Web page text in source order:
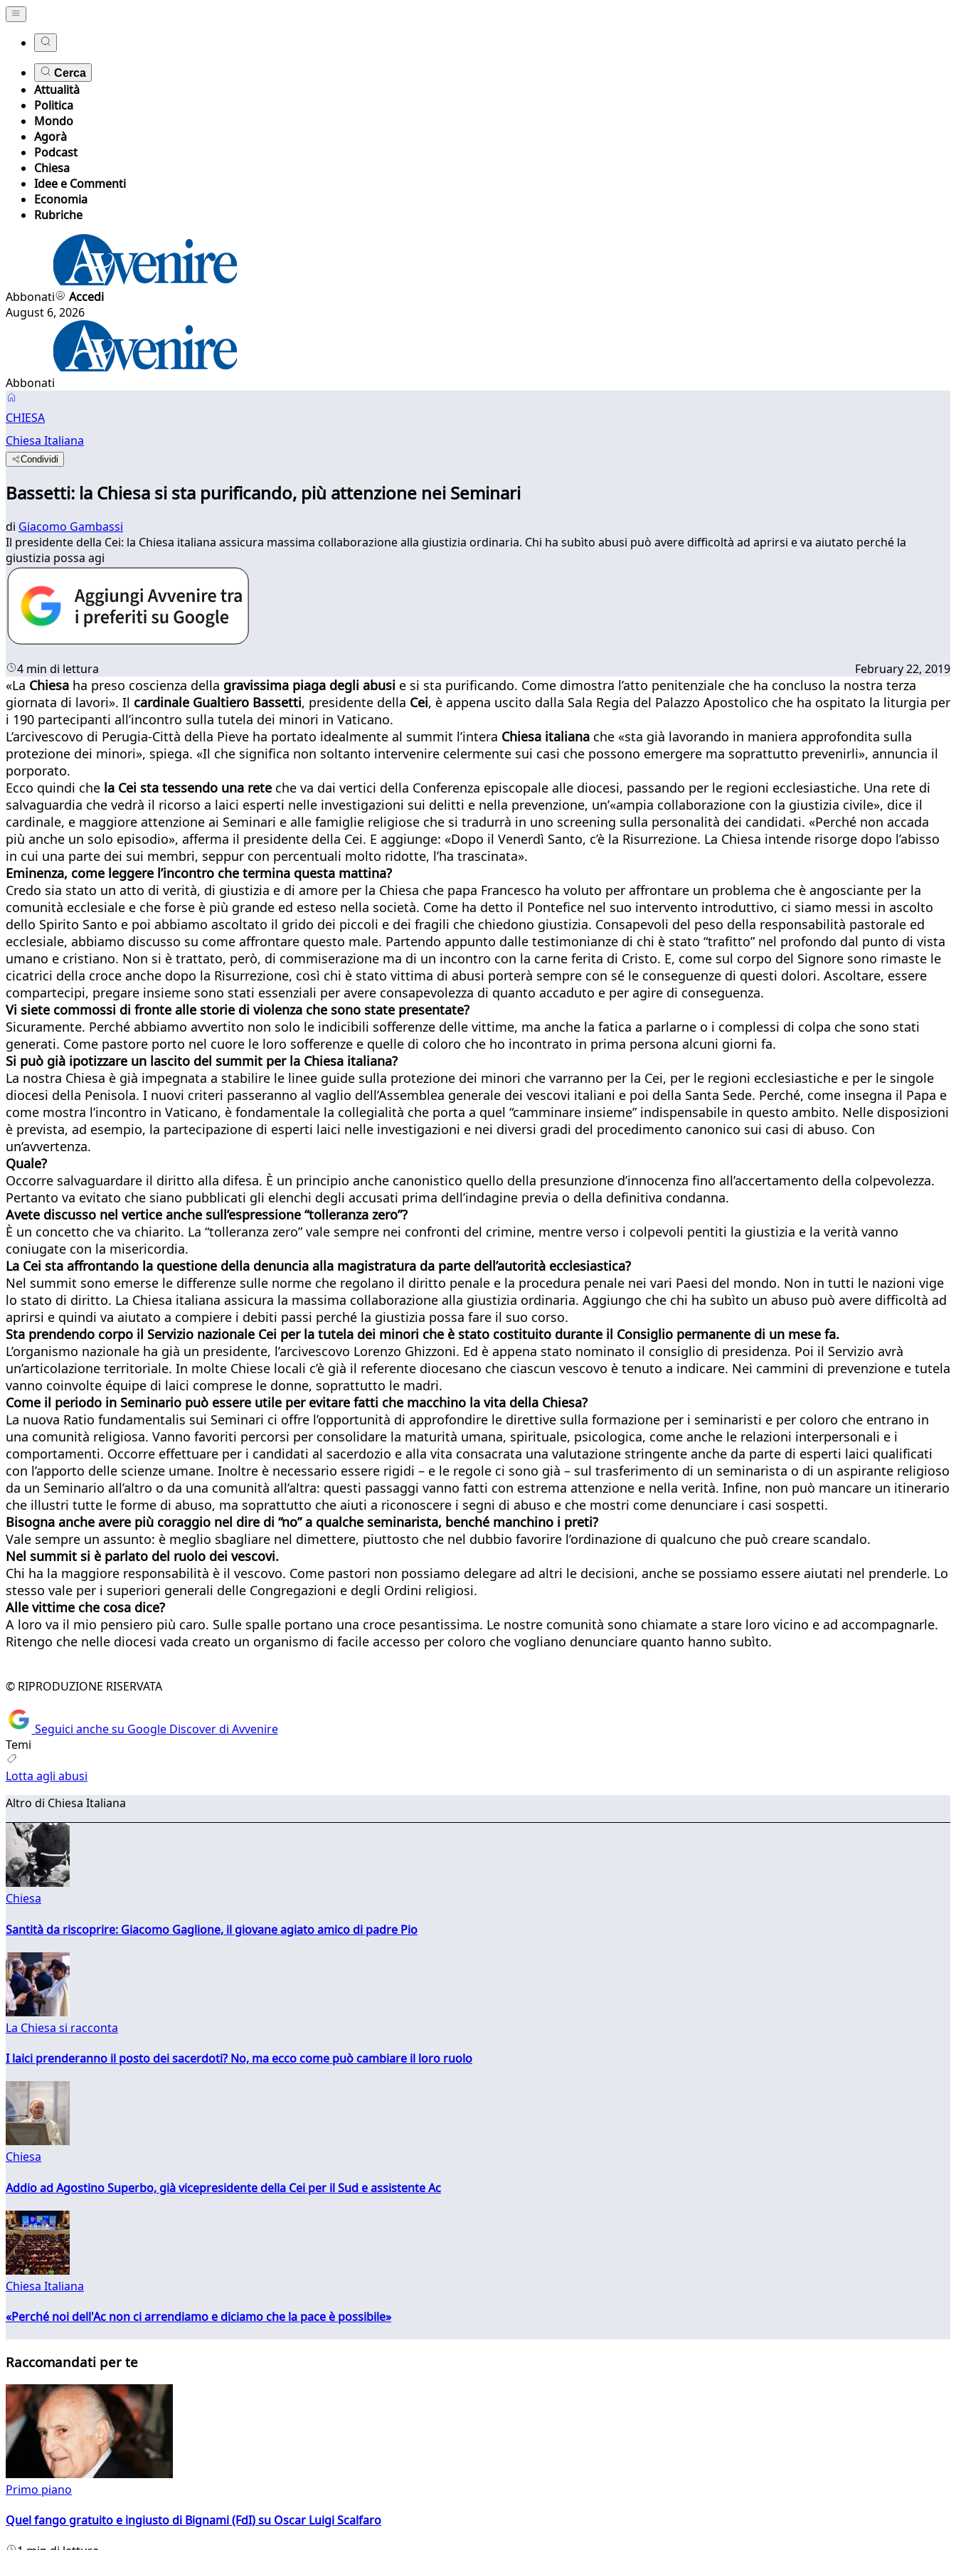
Cerca
Attualità
Politica
Mondo
Agorà
Podcast
Chiesa
Idee e Commenti
Economia
Rubriche
Abbonati
Accedi
August 6, 2026
Abbonati
CHIESA
Chiesa Italiana
Condividi
Bassetti: la Chiesa si sta purificando, più attenzione nei Seminari
di Giacomo Gambassi
Il presidente della Cei: la Chiesa italiana assicura massima collaborazione alla giustizia ordinaria. Chi ha subìto abusi può avere difficoltà ad aprirsi e va aiutato perché la
giustizia possa agi
4 min di lettura February 22, 2019
«La Chiesa ha preso coscienza della gravissima piaga degli abusi e si sta purificando. Come dimostra l’atto penitenziale che ha concluso la nostra terza
giornata di lavori». Il cardinale Gualtiero Bassetti, presidente della Cei, è appena uscito dalla Sala Regia del Palazzo Apostolico che ha ospitato la liturgia per
i 190 partecipanti all’incontro sulla tutela dei minori in Vaticano.
L’arcivescovo di Perugia-Città della Pieve ha portato idealmente al summit l’intera Chiesa italiana che «sta già lavorando in maniera approfondita sulla
protezione dei minori», spiega. «Il che significa non soltanto intervenire celermente sui casi che possono emergere ma soprattutto prevenirli», annuncia il
porporato.
Ecco quindi che la Cei sta tessendo una rete che va dai vertici della Conferenza episcopale alle diocesi, passando per le regioni ecclesiastiche. Una rete di
salvaguardia che vedrà il ricorso a laici esperti nelle investigazioni sui delitti e nella prevenzione, un’«ampia collaborazione con la giustizia civile», dice il
cardinale, e maggiore attenzione ai Seminari e alle famiglie religiose che si tradurrà in uno screening sulla personalità dei candidati. «Perché non accada
più anche un solo episodio», afferma il presidente della Cei. E aggiunge: «Dopo il Venerdì Santo, c’è la Risurrezione. La Chiesa intende risorge dopo l’abisso
in cui una parte dei sui membri, seppur con percentuali molto ridotte, l’ha trascinata».
Eminenza, come leggere l’incontro che termina questa mattina?
Credo sia stato un atto di verità, di giustizia e di amore per la Chiesa che papa Francesco ha voluto per affrontare un problema che è angosciante per la
comunità ecclesiale e che forse è più grande ed esteso nella società. Come ha detto il Pontefice nel suo intervento introduttivo, ci siamo messi in ascolto
dello Spirito Santo e poi abbiamo ascoltato il grido dei piccoli e dei fragili che chiedono giustizia. Consapevoli del peso della responsabilità pastorale ed
ecclesiale, abbiamo discusso su come affrontare questo male. Partendo appunto dalle testimonianze di chi è stato “trafitto” nel profondo dal punto di vista
umano e cristiano. Non si è trattato, però, di commiserazione ma di un incontro con la carne ferita di Cristo. E, come sul corpo del Signore sono rimaste le
cicatrici della croce anche dopo la Risurrezione, così chi è stato vittima di abusi porterà sempre con sé le conseguenze di questi dolori. Ascoltare, essere
compartecipi, pregare insieme sono stati essenziali per avere consapevolezza di quanto accaduto e per agire di conseguenza.
Vi siete commossi di fronte alle storie di violenza che sono state presentate?
Sicuramente. Perché abbiamo avvertito non solo le indicibili sofferenze delle vittime, ma anche la fatica a parlarne o i complessi di colpa che sono stati
generati. Come pastore porto nel cuore le loro sofferenze e quelle di coloro che ho incontrato in prima persona alcuni giorni fa.
Si può già ipotizzare un lascito del summit per la Chiesa italiana?
La nostra Chiesa è già impegnata a stabilire le linee guide sulla protezione dei minori che varranno per la Cei, per le regioni ecclesiastiche e per le singole
diocesi della Penisola. I nuovi criteri passeranno al vaglio dell’Assemblea generale dei vescovi italiani e poi della Santa Sede. Perché, come insegna il Papa e
come mostra l’incontro in Vaticano, è fondamentale la collegialità che porta a quel “camminare insieme” indispensabile in questo ambito. Nelle disposizioni
è prevista, ad esempio, la partecipazione di esperti laici nelle investigazioni e nei diversi gradi del procedimento canonico sui casi di abuso. Con
un’avvertenza.
Quale?
Occorre salvaguardare il diritto alla difesa. È un principio anche canonistico quello della presunzione d’innocenza fino all’accertamento della colpevolezza.
Pertanto va evitato che siano pubblicati gli elenchi degli accusati prima dell’indagine previa o della definitiva condanna.
Avete discusso nel vertice anche sull’espressione “tolleranza zero”?
È un concetto che va chiarito. La “tolleranza zero” vale sempre nei confronti del crimine, mentre verso i colpevoli pentiti la giustizia e la verità vanno
coniugate con la misericordia.
La Cei sta affrontando la questione della denuncia alla magistratura da parte dell’autorità ecclesiastica?
Nel summit sono emerse le differenze sulle norme che regolano il diritto penale e la procedura penale nei vari Paesi del mondo. Non in tutti le nazioni vige
lo stato di diritto. La Chiesa italiana assicura la massima collaborazione alla giustizia ordinaria. Aggiungo che chi ha subìto un abuso può avere difficoltà ad
aprirsi e quindi va aiutato a compiere i debiti passi perché la giustizia possa fare il suo corso.
Sta prendendo corpo il Servizio nazionale Cei per la tutela dei minori che è stato costituito durante il Consiglio permanente di un mese fa.
L’organismo nazionale ha già un presidente, l’arcivescovo Lorenzo Ghizzoni. Ed è appena stato nominato il consiglio di presidenza. Poi il Servizio avrà
un’articolazione territoriale. In molte Chiese locali c’è già il referente diocesano che ciascun vescovo è tenuto a indicare. Nei cammini di prevenzione e tutela
vanno coinvolte équipe di laici comprese le donne, soprattutto le madri.
Come il periodo in Seminario può essere utile per evitare fatti che macchino la vita della Chiesa?
La nuova Ratio fundamentalis sui Seminari ci offre l’opportunità di approfondire le direttive sulla formazione per i seminaristi e per coloro che entrano in
una comunità religiosa. Vanno favoriti percorsi per consolidare la maturità umana, spirituale, psicologica, come anche le relazioni interpersonali e i
comportamenti. Occorre effettuare per i candidati al sacerdozio e alla vita consacrata una valutazione stringente anche da parte di esperti laici qualificati
con l’apporto delle scienze umane. Inoltre è necessario essere rigidi – e le regole ci sono già – sul trasferimento di un seminarista o di un aspirante religioso
da un Seminario all’altro o da una comunità all’altra: questi passaggi vanno fatti con estrema attenzione e nella verità. Infine, non può mancare un itinerario
che illustri tutte le forme di abuso, ma soprattutto che aiuti a riconoscere i segni di abuso e che mostri come denunciare i casi sospetti.
Bisogna anche avere più coraggio nel dire di “no” a qualche seminarista, benché manchino i preti?
Vale sempre un assunto: è meglio sbagliare nel dimettere, piuttosto che nel dubbio favorire l’ordinazione di qualcuno che può creare scandalo.
Nel summit si è parlato del ruolo dei vescovi.
Chi ha la maggiore responsabilità è il vescovo. Come pastori non possiamo delegare ad altri le decisioni, anche se possiamo essere aiutati nel prenderle. Lo
stesso vale per i superiori generali delle Congregazioni e degli Ordini religiosi.
Alle vittime che cosa dice?
A loro va il mio pensiero più caro. Sulle spalle portano una croce pesantissima. Le nostre comunità sono chiamate a stare loro vicino e ad accompagnarle.
Ritengo che nelle diocesi vada creato un organismo di facile accesso per coloro che vogliano denunciare quanto hanno subìto.
© RIPRODUZIONE RISERVATA
Seguici anche su Google Discover di Avvenire
Temi
Lotta agli abusi
Altro di Chiesa Italiana
Chiesa
Santità da riscoprire: Giacomo Gaglione, il giovane agiato amico di padre Pio
La Chiesa si racconta
I laici prenderanno il posto dei sacerdoti? No, ma ecco come può cambiare il loro ruolo
Chiesa
Addio ad Agostino Superbo, già vicepresidente della Cei per il Sud e assistente Ac
Chiesa Italiana
«Perché noi dell'Ac non ci arrendiamo e diciamo che la pace è possibile»
Raccomandati per te
Primo piano
Quel fango gratuito e ingiusto di Bignami (FdI) su Oscar Luigi Scalfaro